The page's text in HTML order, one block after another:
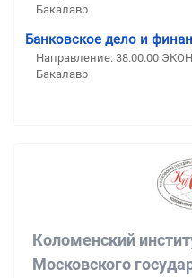
Бакалавр
Банковское дело и
Направление: 38.00.00
Бакалавр
Коломенский
Московского